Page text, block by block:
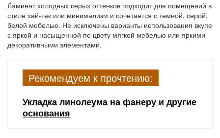
Ламинат холодных серых оттенков подходит для помещений в
стиле хай-тек или минимализм и сочетается с темной, серой,
белой мебелью. Не исключены варианты использования вкупе
с яркой и насыщенной по цвету мягкой мебелью или яркими
декоративными элементами.
Рекомендуем к прочтению:
Укладка линолеума на фанеру и другие
основания